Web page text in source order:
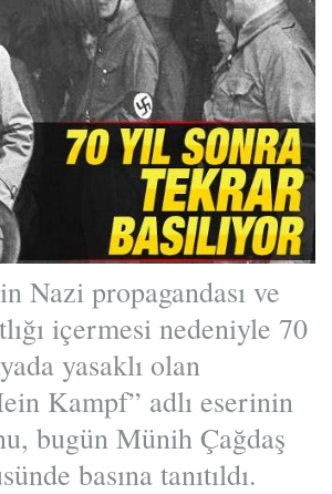
Nazi propagandası ve
içermesi nedeniyle 70
yasaklı olan
Kampf” adlı eserinin
bugün Münih Çağdaş
basına tanıtıldı.